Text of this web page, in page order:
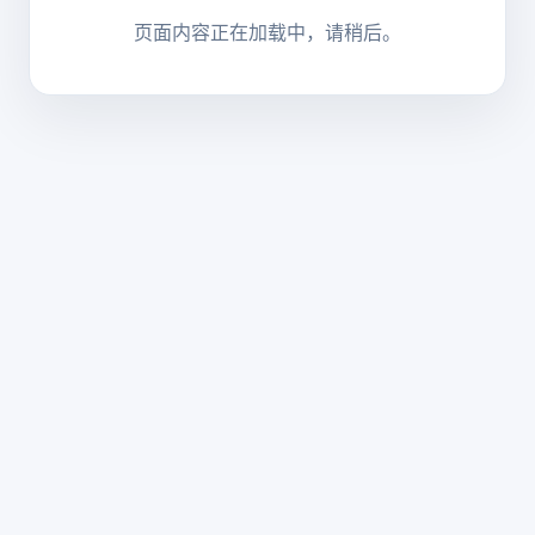
页面内容正在加载中，请稍后。